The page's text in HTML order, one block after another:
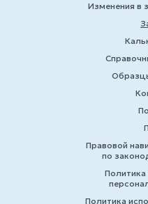
Изменения в
Правовой
по
Политика